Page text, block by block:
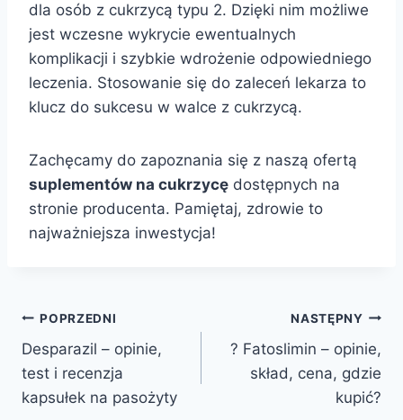
dla osób z cukrzycą typu 2. Dzięki nim możliwe
jest wczesne wykrycie ewentualnych
komplikacji i szybkie wdrożenie odpowiedniego
leczenia. Stosowanie się do zaleceń lekarza to
klucz do sukcesu w walce z cukrzycą.
Zachęcamy do zapoznania się z naszą ofertą
suplementów na cukrzycę dostępnych na
stronie producenta. Pamiętaj, zdrowie to
najważniejsza inwestycja!
Nawigacja
wpisu
POPRZEDNI
Desparazil – opinie,
test i recenzja
kapsułek na pasożyty
NASTĘPNY
? Fatoslimin – opinie,
skład, cena, gdzie
kupić?